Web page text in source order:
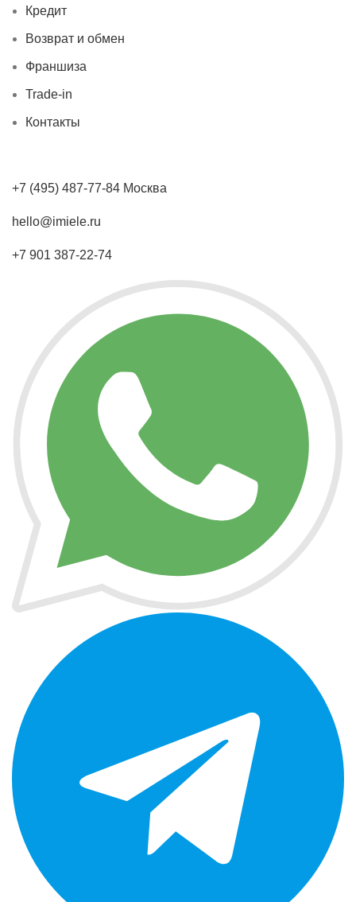
Кредит
Возврат и обмен
Франшиза
Trade-in
Контакты
+7 (495) 487-77-84 Москва
hello@imiele.ru
+7 901 387-22-74